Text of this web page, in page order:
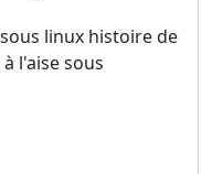
linux histoire de
l'aise sous